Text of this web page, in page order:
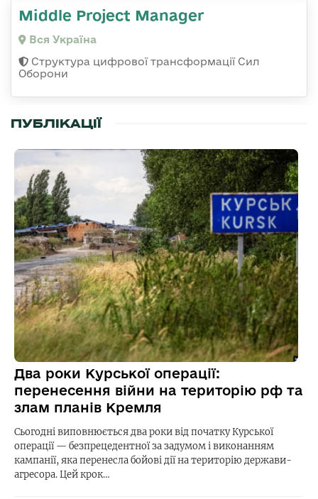
Middle Project Manager
Вся Україна
Структура цифрової трансформації Сил
Оборони
ПУБЛІКАЦІЇ
Два роки Курської операції:
перенесення війни на територію рф та
злам планів Кремля
Сьогодні виповнюється два роки від початку Курської
операції — безпрецедентної за задумом і виконанням
кампанії, яка перенесла бойові дії на територію держави-
агресора. Цей крок…